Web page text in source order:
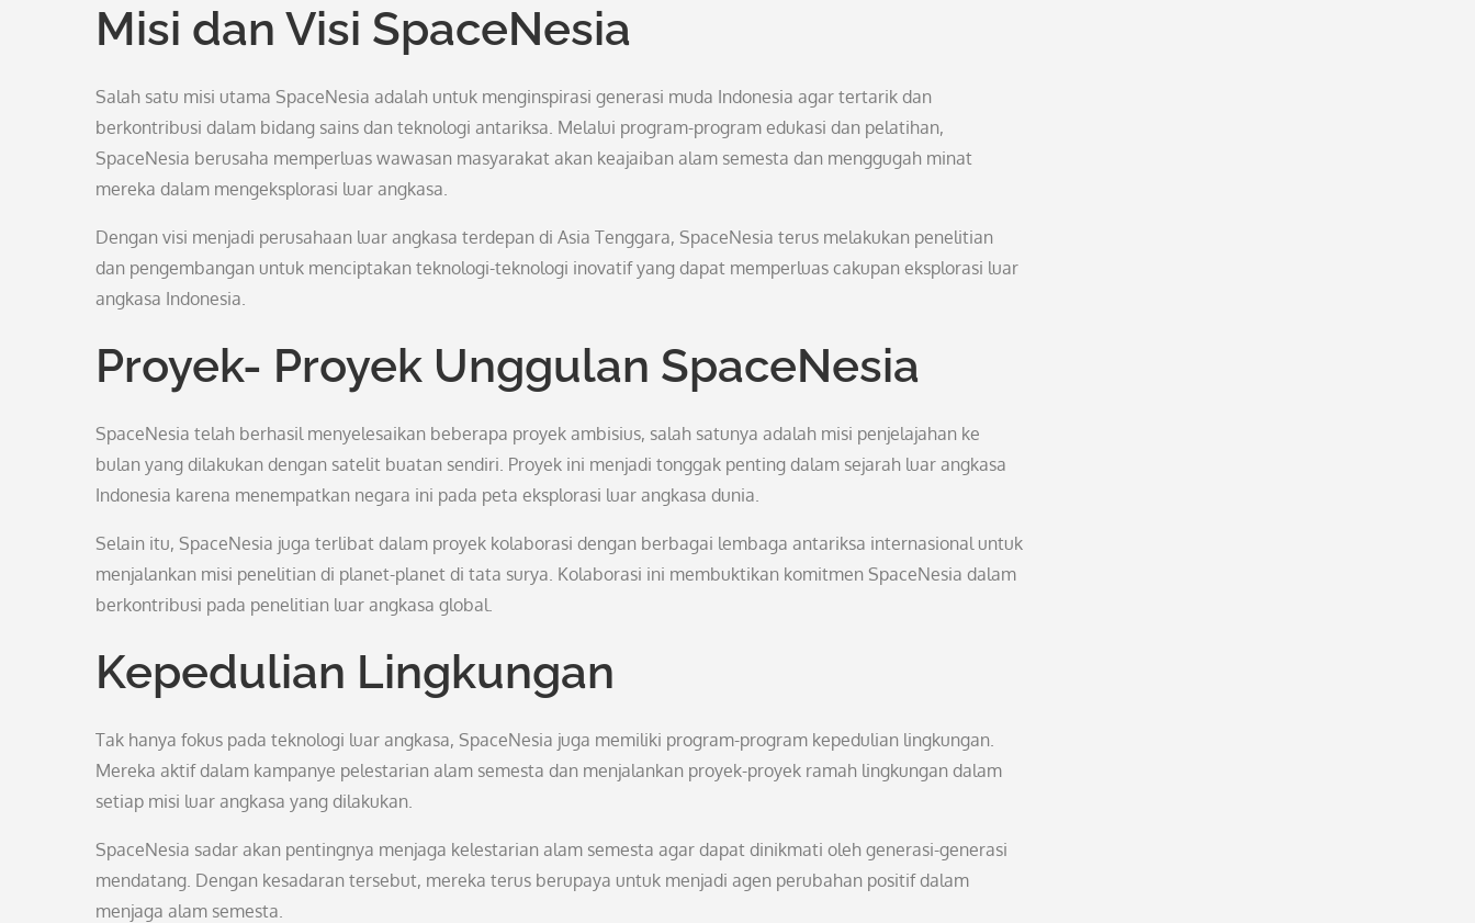
Misi dan Visi SpaceNesia
Salah satu misi utama SpaceNesia adalah untuk menginspirasi generasi muda Indonesia agar tertarik dan
berkontribusi dalam bidang sains dan teknologi antariksa. Melalui program-program edukasi dan pelatihan,
SpaceNesia berusaha memperluas wawasan masyarakat akan keajaiban alam semesta dan menggugah minat
mereka dalam mengeksplorasi luar angkasa.
Dengan visi menjadi perusahaan luar angkasa terdepan di Asia Tenggara, SpaceNesia terus melakukan penelitian
dan pengembangan untuk menciptakan teknologi-teknologi inovatif yang dapat memperluas cakupan eksplorasi luar
angkasa Indonesia.
Proyek- Proyek Unggulan SpaceNesia
SpaceNesia telah berhasil menyelesaikan beberapa proyek ambisius, salah satunya adalah misi penjelajahan ke
bulan yang dilakukan dengan satelit buatan sendiri. Proyek ini menjadi tonggak penting dalam sejarah luar angkasa
Indonesia karena menempatkan negara ini pada peta eksplorasi luar angkasa dunia.
Selain itu, SpaceNesia juga terlibat dalam proyek kolaborasi dengan berbagai lembaga antariksa internasional untuk
menjalankan misi penelitian di planet-planet di tata surya. Kolaborasi ini membuktikan komitmen SpaceNesia dalam
berkontribusi pada penelitian luar angkasa global.
Kepedulian Lingkungan
Tak hanya fokus pada teknologi luar angkasa, SpaceNesia juga memiliki program-program kepedulian lingkungan.
Mereka aktif dalam kampanye pelestarian alam semesta dan menjalankan proyek-proyek ramah lingkungan dalam
setiap misi luar angkasa yang dilakukan.
SpaceNesia sadar akan pentingnya menjaga kelestarian alam semesta agar dapat dinikmati oleh generasi-generasi
mendatang. Dengan kesadaran tersebut, mereka terus berupaya untuk menjadi agen perubahan positif dalam
menjaga alam semesta.